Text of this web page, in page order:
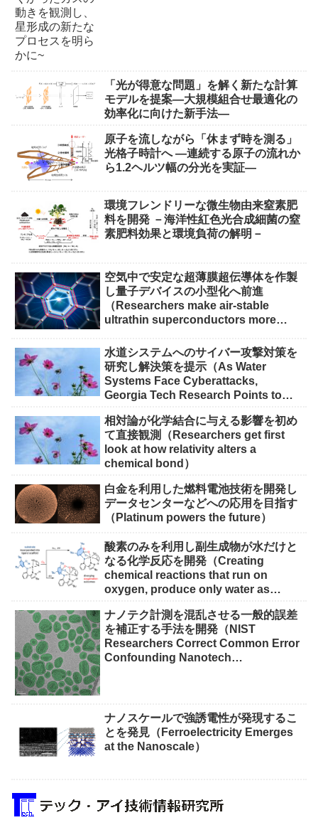
「光が得意な問題」を解く新たな計算
モデルを提案―大規模組合せ最適化の
効率化に向けた新手法―
原子を流しながら「休まず時を測る」
光格子時計へ ―連続する原子の流れか
ら1.2ヘルツ幅の分光を実証―
環境フレンドリーな微生物由来窒素肥
料を開発 －海洋性紅色光合成細菌の窒
素肥料効果と環境負荷の解明－
空気中で安定な超薄膜超伝導体を作製
し量子デバイスの小型化へ前進
（Researchers make air-stable
ultrathin superconductors more
水道システムへのサイバー攻撃対策を
研究し解決策を提示（As Water
Systems Face Cyberattacks,
Georgia Tech Research Points to
相対論が化学結合に与える影響を初め
て直接観測（Researchers get first
look at how relativity alters a
chemical bond）
白金を利用した燃料電池技術を開発し
データセンターなどへの応用を目指す
（Platinum powers the future）
酸素のみを利用し副生成物が水だけと
なる化学反応を開発（Creating
chemical reactions that run on
oxygen, produce only water as
ナノテク計測を混乱させる一般的誤差
を補正する手法を開発（NIST
Researchers Correct Common Error
Confounding Nanotech
ナノスケールで強誘電性が発現するこ
とを発見（Ferroelectricity Emerges
at the Nanoscale）